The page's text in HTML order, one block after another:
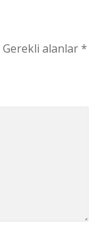
Gerekli alanlar*